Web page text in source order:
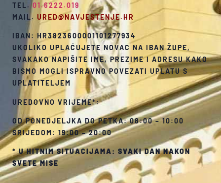
TEL.01.6222.019
MAIL. URED@NAVJESTENJE.HR
IBAN: HR3823600001101277934
UKOLIKO UPLAĆUJETE NOVAC NA IBAN ŽUPE,
SVAKAKO NAPIŠITE IME, PREZIME I ADRESU KAKO
BISMO MOGLI ISPRAVNO POVEZATI UPLATU S
UPLATITELJEM
UREDOVNO VRIJEME*:
OD PONEDJELJKA DO PETKA: 08:00 – 10:00
SRIJEDOM: 19:00 – 20:00
*U HITNIM SITUACIJAMA: SVAKI DAN NAKON
SVETE MISE